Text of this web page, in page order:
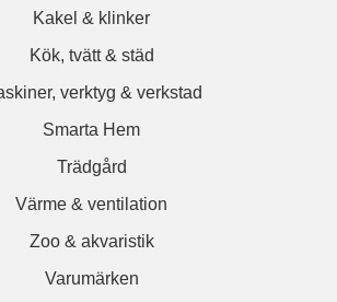
Kakel & klinker
Kök, tvätt & städ
verktyg & verkstad
Smarta Hem
Trädgård
Värme & ventilation
Zoo & akvaristik
Varumärken